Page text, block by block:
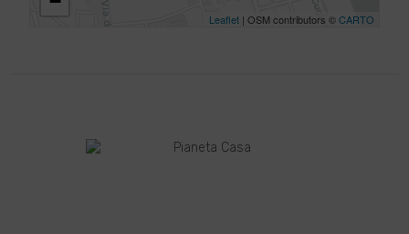
Leaflet| OSM contributors ©CARTO